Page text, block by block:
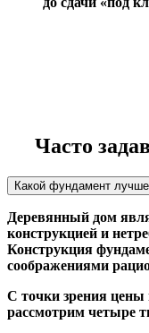
Часто
Какой фундамент
Деревянный дом
конструкцией и
Конструкция
соображениями
С точки зрения цены
рассмотрим четыре